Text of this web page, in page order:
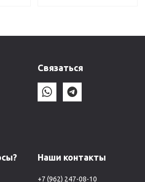
Связаться
Наши контакты
+7 (962) 247-08-10